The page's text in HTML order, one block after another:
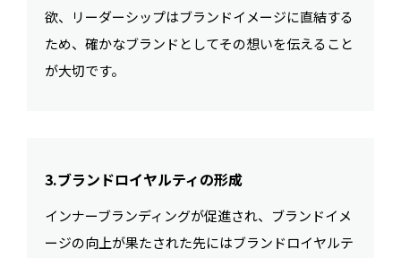
欲、リーダーシップはブランドイメージに直結する
ため、確かなブランドとしてその想いを伝えること
が大切です。
3.ブランドロイヤルティの形成
インナーブランディングが促進され、ブランドイメ
ージの向上が果たされた先にはブランドロイヤルテ